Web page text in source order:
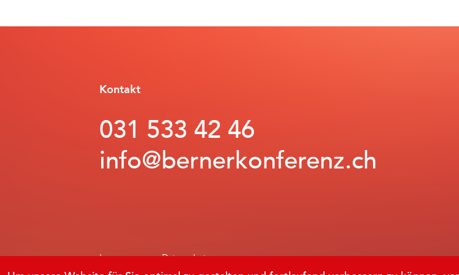
Kontakt
031 533 42 46
info@bernerkonferenz.ch
Impressum Datenschutz